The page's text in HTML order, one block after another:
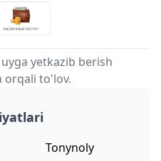
yetkazib berish
orqali to'lov.
Tonynoly